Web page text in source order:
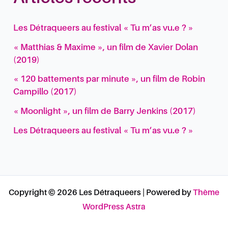
Les Détraqueers au festival « Tu m’as vu.e ? »
« Matthias & Maxime », un film de Xavier Dolan
(2019)
« 120 battements par minute », un film de Robin
Campillo (2017)
« Moonlight », un film de Barry Jenkins (2017)
Les Détraqueers au festival « Tu m’as vu.e ? »
Copyright © 2026 Les Détraqueers | Powered byThème
WordPress Astra